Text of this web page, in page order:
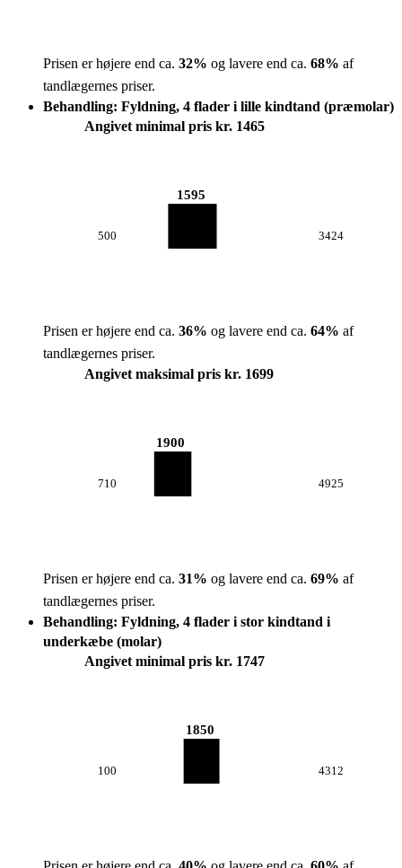
Prisen er højere end ca. 32% og lavere end ca. 68% af
tandlægernes priser.
Behandling: Fyldning, 4 flader i lille kindtand (præmolar)
Angivet minimal pris kr. 1465
500
1595
3424
Prisen er højere end ca. 36% og lavere end ca. 64% af
tandlægernes priser.
Angivet maksimal pris kr. 1699
710
1900
4925
Prisen er højere end ca. 31% og lavere end ca. 69% af
tandlægernes priser.
Behandling: Fyldning, 4 flader i stor kindtand i
underkæbe (molar)
Angivet minimal pris kr. 1747
100
1850
4312